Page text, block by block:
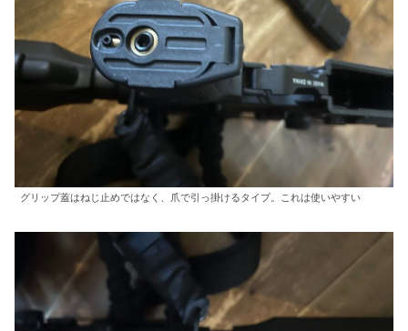
グリップ蓋はねじ止めではなく、爪で引っ掛けるタイプ。これは使いやすい